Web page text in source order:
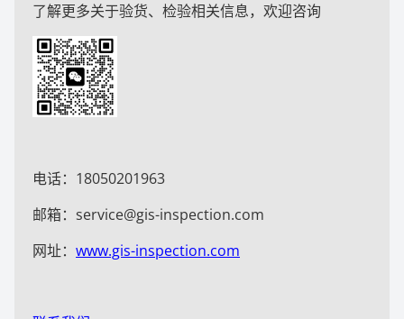
了解更多关于验货、检验相关信息，欢迎咨询
电话：18050201963
邮箱：service@gis-inspection.com
网址： www.gis-inspection.com